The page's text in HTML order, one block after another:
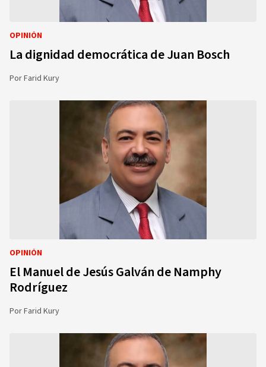
OPINIÓN
La dignidad democrática de Juan Bosch
PorFarid Kury
OPINIÓN
El Manuel de Jesús Galván de Namphy
Rodríguez
PorFarid Kury